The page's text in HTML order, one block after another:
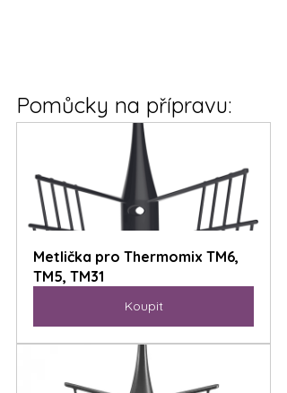
Pomůcky na přípravu:
Metlička pro Thermomix TM6,
TM5, TM31
Koupit